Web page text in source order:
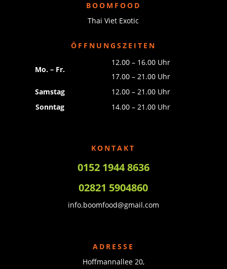
BOOMFOOD
Thai Viet Exotic
ÖFFNUNGSZEITEN
Mo. – Fr.
12.00 – 16.00 Uhr
17.00 – 21.00 Uhr
Samstag
12.00 – 21.00 Uhr
Sonntag
14.00 – 21.00 Uhr
KONTAKT
0152 1944 8636
02821 5904860
info.boomfood@gmail.com
ADRESSE
Hoffmannallee 20,